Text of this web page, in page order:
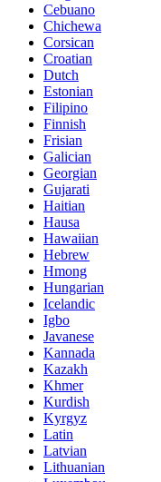
Cebuano
Chichewa
Corsican
Croatian
Dutch
Estonian
Filipino
Finnish
Frisian
Galician
Georgian
Gujarati
Haitian
Hausa
Hawaiian
Hebrew
Hmong
Hungarian
Icelandic
Igbo
Javanese
Kannada
Kazakh
Khmer
Kurdish
Kyrgyz
Latin
Latvian
Lithuanian